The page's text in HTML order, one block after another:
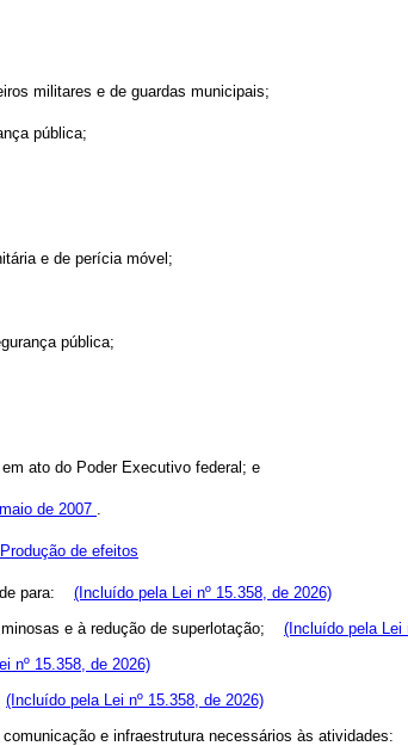
militares e de guardas municipais;
pública;
e de perícia móvel;
pública;
ato do Poder Executivo federal; e
de 2007 .
Produção de efeitos
para: (Incluído pela Lei nº 15.358, de 2026)
e à redução de superlotação; (Incluído pela Lei
nº 15.358, de 2026)
(Incluído pela Lei nº 15.358, de 2026)
comunicação e infraestrutura necessários às atividades: